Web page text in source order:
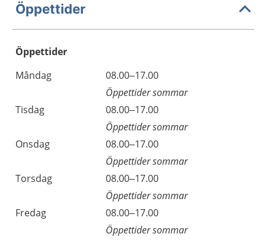
Öppettider
Öppettider
Dag
Öppettider
Kommentarer
Måndag
08.00–17.00
Öppettider sommar
Tisdag
08.00–17.00
Öppettider sommar
Onsdag
08.00–17.00
Öppettider sommar
Torsdag
08.00–17.00
Öppettider sommar
Fredag
08.00–17.00
Öppettider sommar